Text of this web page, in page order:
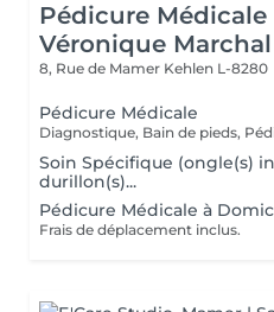
Pédicure Médicale
Véronique Marchal
8, Rue de Mamer Kehlen L-8280
Pédicure Médicale
Diagnostique, Bain de pieds,
Soin Spécifique (ongle(s)
durillon(s)...
Pédicure Médicale à
Frais de déplacement inclus.